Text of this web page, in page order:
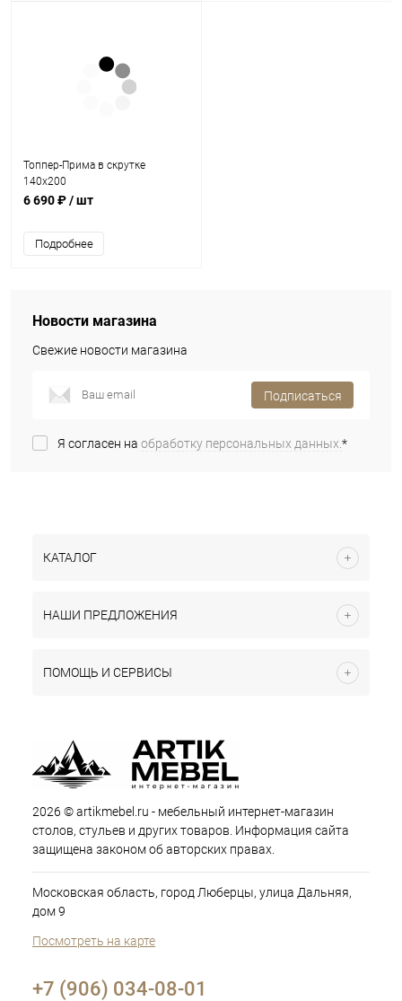
Топпер-Прима в скрутке
140х200
6 690 ₽/ шт
Подробнее
Новости магазина
Свежие новости магазина
Подписаться
Я согласен на обработку персональных данных.*
КАТАЛОГ
НАШИ ПРЕДЛОЖЕНИЯ
ПОМОЩЬ И СЕРВИСЫ
2026 © artikmebel.ru - мебельный интернет-магазин
столов, стульев и других товаров. Информация сайта
защищена законом об авторских правах.
Московская область, город Люберцы, улица Дальняя,
дом 9
Посмотреть на карте
+7 (906) 034-08-01